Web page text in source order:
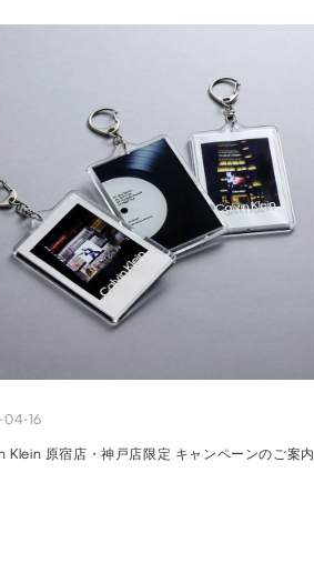
16
Klein 原宿店・神戸店限定 キャンペーンのご案内